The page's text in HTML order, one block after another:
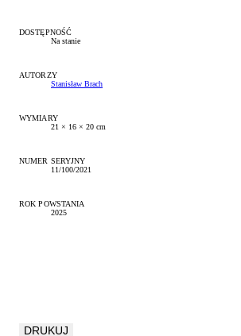
DOSTĘPNOŚĆ
Na stanie
AUTORZY
Stanisław Brach
WYMIARY
21 × 16 × 20 cm
NUMER SERYJNY
11/100/2021
ROK POWSTANIA
2025
DRUKUJ